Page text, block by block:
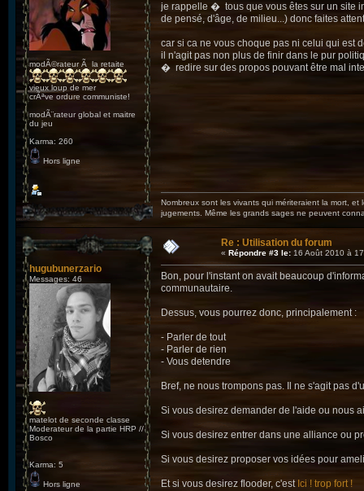
modÃ©rateur Ã la retaite
vieux loup de mer
crÃªve ordure communiste!
modÃ¨rateur global et maitre
du jeu
Karma: 260
Hors ligne
je rappelle � tous que vous êtes sur un site
de pensé, d'âge, de milieu...) donc faites
car si ca ne vous choque pas ni celui qui est
il n'agit pas non plus de finir dans le pur
� redire sur des propos pouvant être mal
Nombreux sont les vivants qui mériteraient la mort,
jugements. Même les grands sages ne peuvent
hugubunerzario
Messages: 46
matelot de seconde classe
Moderateur de la partie HRP //
Bosco
Karma: 5
Hors ligne
Re : Utilisation du forum
« Répondre #3 le: 16 Août 2010 à
Bon, pour l'instant on avait beaucoup
communautaire.
Dessus, vous pourrez donc, principalement :
- Parler de tout
- Parler de rien
- Vous detendre
Bref, ne nous trompons pas. Il ne s'agit pas
Si vous desirez demander de l'aide ou nous
Si vous desirez entrer dans une alliance ou
Si vous desirez proposer vos idées pour
Et si vous desirez flooder, c'est Ici ! trop fort !